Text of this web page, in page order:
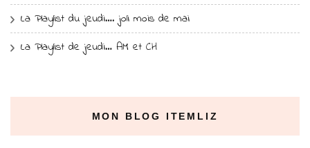
La Playlist du jeudi…. joli mois de mai
La Playlist de jeudi… AM et CH
MON BLOG ITEMLIZ